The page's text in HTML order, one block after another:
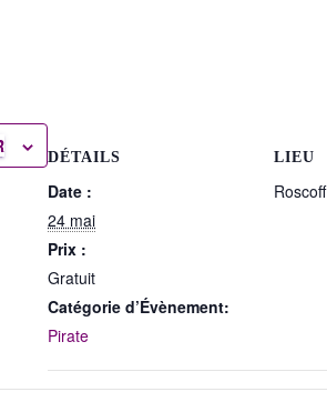
DÉTAILS
Date :
24 mai
Prix :
Gratuit
Catégorie d’Évènement:
Pirate
LIEU
Roscoff